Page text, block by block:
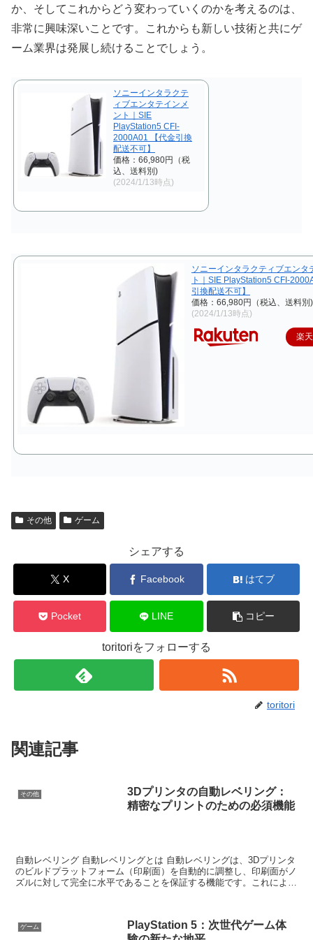
か、そしてこれからどう変わっていくのかを考えるのは、
非常に興味深いことです。これからも新しい技術と共にゲ
ーム業界は発展し続けることでしょう。
ソニーインタラクテ
ィブエンタテインメ
ント｜SIE
PlayStation5 CFI-
2000A01 【代金引換
配送不可】
価格：66,980円（税
込、送料別)
(2024/1/13時点)
ソニーインタラクティブエンタ
ト｜SIE PlayStation5 CFI-
引換配送不可】
価格：66,980円（税込、送料別)
(2024/1/13時点)
楽
その他 ゲーム
シェアする
X Facebook はてブ
Pocket LINE コピー
toritoriをフォローする
toritori
関連記事
その他
3Dプリンタの自動レベリング：
精密なプリントのための必須機能
自動レベリング 自動レベリングとは 自動レベリングは、3Dプリンタ
のビルドプラットフォーム（印刷面）を自動的に調整し、印刷面がノ
ズルに対して完全に水平であることを保証する機能です。これによ
ゲーム
PlayStation 5：次世代ゲーム体